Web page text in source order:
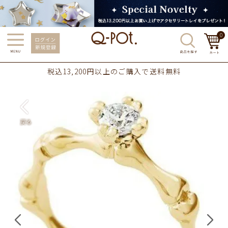
0
税込13,200円以上のご購入で送料無料